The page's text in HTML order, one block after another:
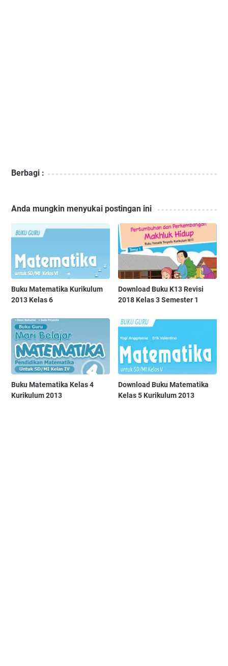
Berbagi :
Anda mungkin menyukai postingan ini
Buku Matematika Kurikulum
2013 Kelas 6
Download Buku K13 Revisi
2018 Kelas 3 Semester 1
Buku Matematika Kelas 4
Kurikulum 2013
Download Buku Matematika
Kelas 5 Kurikulum 2013